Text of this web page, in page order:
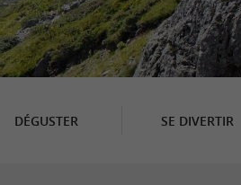
DÉGUSTER SE DIVERTIR